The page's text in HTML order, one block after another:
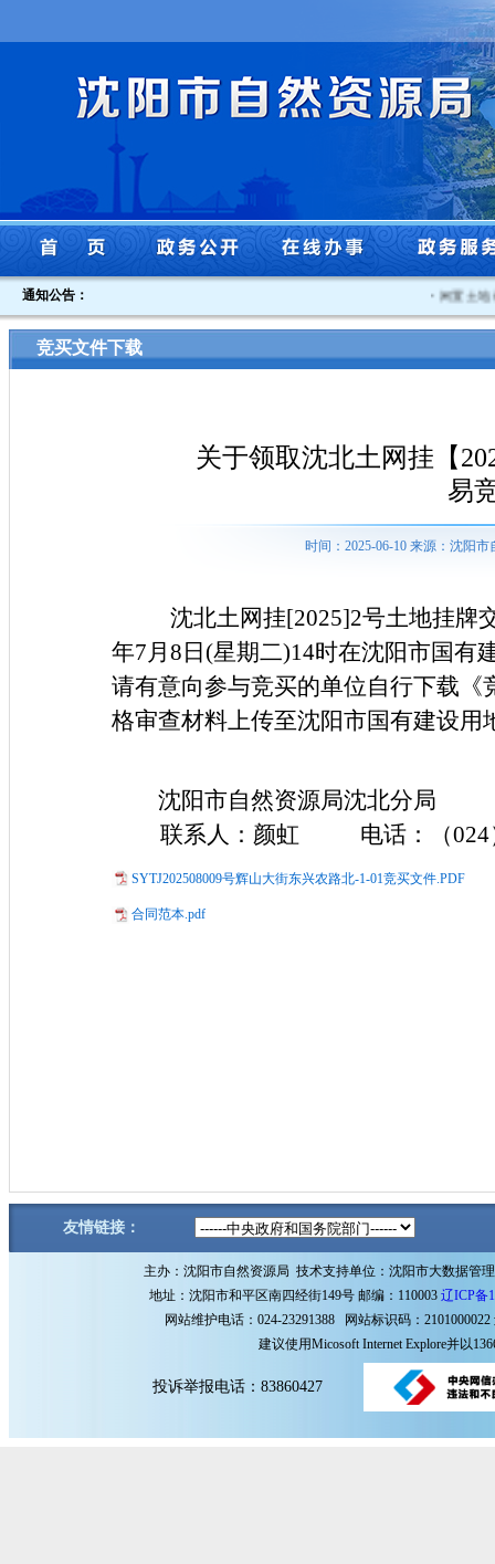
通知公告： 闲置土地
竞买文件下载
关于领取沈北土网挂【
易
时间：2025-06-10 来源：沈阳
沈北土网挂[2025]2号土地挂牌
年7月8日(星期二)14时在沈阳市国有
请有意向参与竞买的单位自行下载
格审查材料上传至沈阳市国有建设
沈阳市自然资源局沈北分局
联系人：颜虹 电话：（024）
SYTJ202508009号辉山大街东兴农路北-1-01竞买文件.PDF
合同范本.pdf
友情链接：
主办：沈阳市自然资源局 技术支持单位：沈阳市大数据管
地址：沈阳市和平区南四经街149号 邮编：110003 辽ICP备
网站维护电话：024-23291388 网站标识码：2101000022
建议使用Micosoft Internet Explore并以
投诉举报电话：83860427